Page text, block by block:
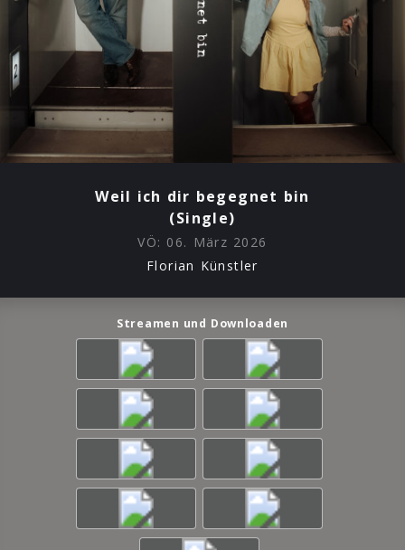
Weil ich dir begegnet bin
(Single)
VÖ: 06. März 2026
Florian Künstler
Streamen und Downloaden